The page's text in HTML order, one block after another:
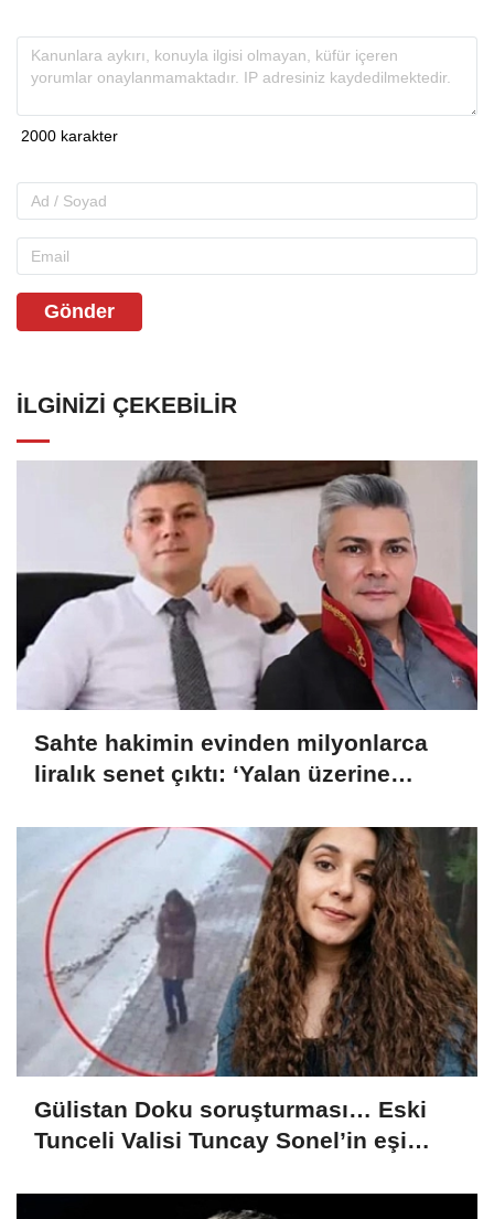
Gönder
İLGINIZI ÇEKEBILIR
Sahte hakimin evinden milyonlarca
liralık senet çıktı: ‘Yalan üzerine
Gülistan Doku soruşturması… Eski
Tunceli Valisi Tuncay Sonel’in eşi